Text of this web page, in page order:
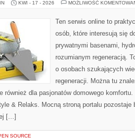
KWI - 17 - 2026 MOŻLIWOŚĆ
Ten serwis online to
osób, które interesują się
prywatnymi basenami,
rozumianym regeneracją.
o osobach szukających
regeneracji. Można tu
również dla pasjonatów domowego
& Relaks. Mocną stroną portalu pozostaje
[…]
SOURCE